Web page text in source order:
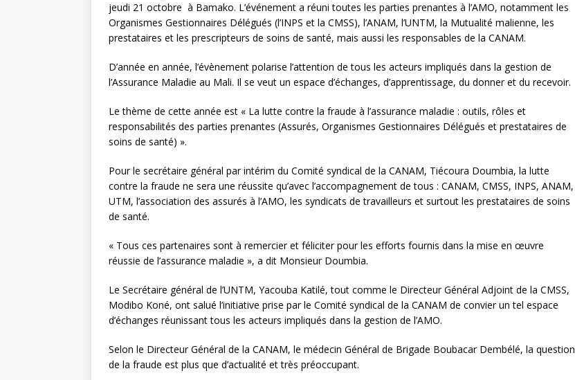
jeudi 21 octobre à Bamako. L’événement a réuni toutes les parties prenantes à l’AMO, notamment les
Organismes Gestionnaires Délégués (l’INPS et la CMSS), l’ANAM, l’UNTM, la Mutualité malienne, les
prestataires et les prescripteurs de soins de santé, mais aussi les responsables de la CANAM.
D’année en année, l’évènement polarise l’attention de tous les acteurs impliqués dans la gestion de
l’Assurance Maladie au Mali. Il se veut un espace d’échanges, d’apprentissage, du donner et du recevoir.
Le thème de cette année est « La lutte contre la fraude à l’assurance maladie : outils, rôles et
responsabilités des parties prenantes (Assurés, Organismes Gestionnaires Délégués et prestataires de
soins de santé) ».
Pour le secrétaire général par intérim du Comité syndical de la CANAM, Tiécoura Doumbia, la lutte
contre la fraude ne sera une réussite qu’avec l’accompagnement de tous : CANAM, CMSS, INPS, ANAM,
UTM, l’association des assurés à l’AMO, les syndicats de travailleurs et surtout les prestataires de soins
de santé.
« Tous ces partenaires sont à remercier et féliciter pour les efforts fournis dans la mise en œuvre
réussie de l’assurance maladie », a dit Monsieur Doumbia.
Le Secrétaire général de l’UNTM, Yacouba Katilé, tout comme le Directeur Général Adjoint de la CMSS,
Modibo Koné, ont salué l’initiative prise par le Comité syndical de la CANAM de convier un tel espace
d’échanges réunissant tous les acteurs impliqués dans la gestion de l’AMO.
Selon le Directeur Général de la CANAM, le médecin Général de Brigade Boubacar Dembélé, la question
de la fraude est plus que d’actualité et très préoccupant.